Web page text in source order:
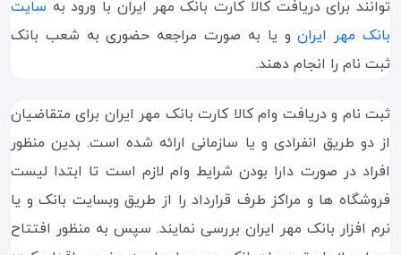
توانند برای دریافت کالا کارت بانک مهر ایران با ورود به سایت
بانک مهر ایرانو یا به صورت مراجعه حضوری به شعب بانک
ثبت نام را انجام دهند.
ثبت نام و دریافت وام کالا کارت بانک مهر ایران برای متقاضیان
از دو طریق انفرادی و یا سازمانی ارائه شده است. بدین منظور
افراد در صورت دارا بودن شرایط وام لازم است تا ابتدا لیست
فروشگاه ها و مراکز طرف قرارداد را از طریق وبسایت بانک و یا
نرم افزار بانک مهر ایران بررسی نمایند. سپس به منظور افتتاح